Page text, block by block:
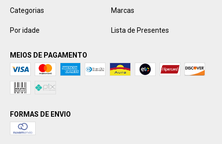
Categorias Marcas
Por idade Lista de Presentes
MEIOS DE PAGAMENTO
FORMAS DE ENVIO